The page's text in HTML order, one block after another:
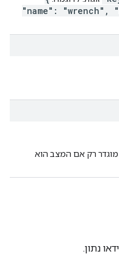
"name": "wrench",
רק אם המצב הוא